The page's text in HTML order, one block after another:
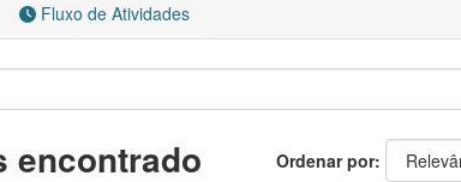
Fluxo de Atividades
Ordenar por
encontrado